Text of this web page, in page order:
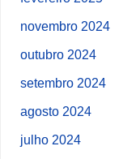
novembro 2024
outubro 2024
setembro 2024
agosto 2024
julho 2024